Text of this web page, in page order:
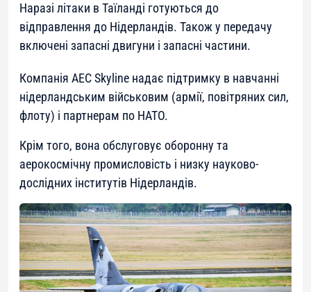
Наразі літаки в Таїланді готуються до
відправлення до Нідерландів. Також у передачу
включені запасні двигуни і запасні частини.
Компанія AEC Skyline надає підтримку в навчанні
нідерландським військовим (армії, повітряних сил,
флоту) і партнерам по НАТО.
Крім того, вона обслуговує оборонну та
аерокосмічну промисловість і низку науково-
дослідних інститутів Нідерландів.